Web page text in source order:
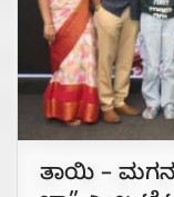
ತಾಯಿ – ಮಗನ